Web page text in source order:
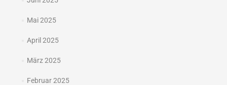
Mai 2025
April 2025
März 2025
Februar 2025